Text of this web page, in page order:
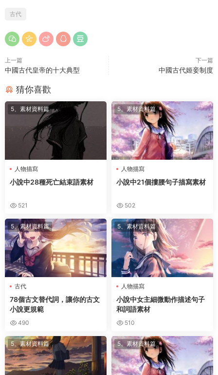
古代
上一篇
中國古代皇帝的十大典型
下一篇
中國古代姬妾制度
猜你喜歡
5、素材資料篇
人物描寫
小說中28種死亡結束語素材
521
5、素材資料篇
人物描寫
小說中21個摟腰句子描寫素材
502
5、素材資料篇
古代
78個古文替代詞，讓你的古文
小說更規範
490
5、素材資料篇
人物描寫
小說中女主細微動作描述句子
和詞語素材
510
5、素材資料篇 5、素材資料篇